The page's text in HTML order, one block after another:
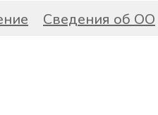
Сведения об ОО